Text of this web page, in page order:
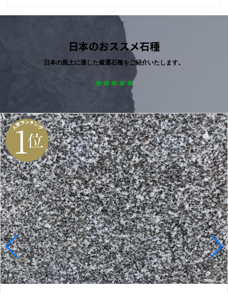
日本のおススメ石種
日本の風土に適した厳選石種をご紹介いたします。